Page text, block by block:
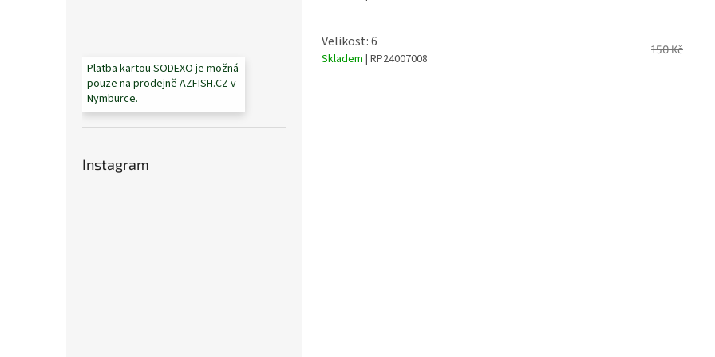
Platba kartou SODEXO je možná
pouze na prodejně AZFISH.CZ v
Nymburce.
Instagram
Velikost: 6
Skladem | RP24007008
150 Kč